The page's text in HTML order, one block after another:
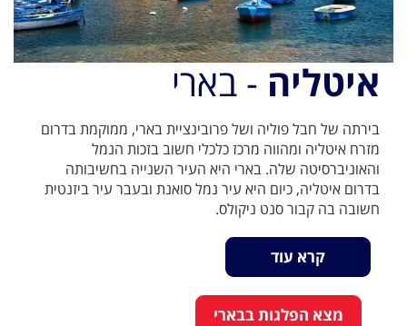
איטליה - בארי
בירתה של חבל פוליה ושל פרובינציית בארי, ממוקמת בדרום
מזרח איטליה ומהווה מרכז כלכלי חשוב בזכות הנמל
והאוניברסיטה שלה. בארי היא העיר השנייה בחשיבותה
בדרום איטליה, כיום היא עיר נמל סואנת ובעבר עיר ביזנטית
חשובה בה קבור סנט ניקולס.
קרא עוד
מצא הפלגות בבארי